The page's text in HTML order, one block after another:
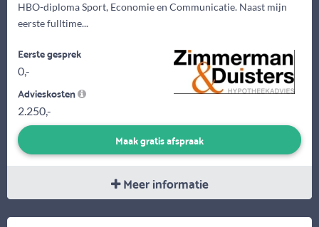
HBO-diploma Sport, Economie en Communicatie. Naast mijn
eerste fulltime...
Eerste gesprek
0,-
Advieskosten
2.250,-
Maak gratis afspraak
Meer informatie